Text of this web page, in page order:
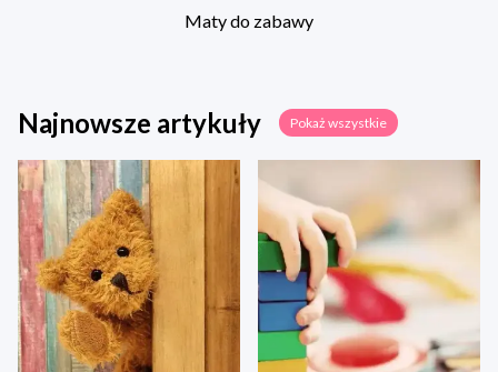
Maty do zabawy
Najnowsze artykuły Pokaż wszystkie